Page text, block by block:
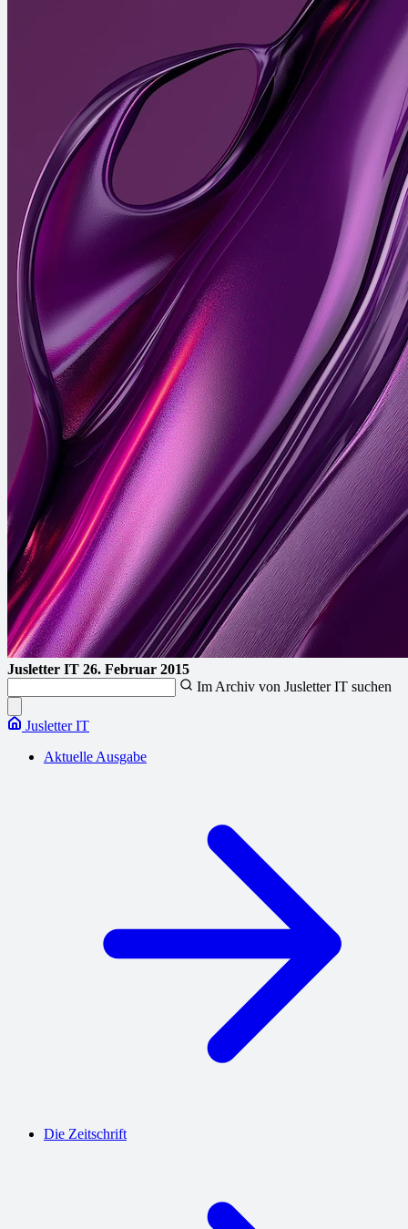
Jusletter IT 26. Februar 2015
Im Archiv von Jusletter IT suchen
Jusletter IT
Aktuelle Ausgabe
Die Zeitschrift